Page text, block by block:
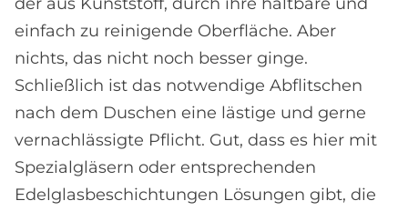
einfach zu reinigende Oberfläche. Aber
nichts, das nicht noch besser ginge.
Schließlich ist das notwendige Abflitschen
nach dem Duschen eine lästige und gerne
vernachlässigte Pflicht. Gut, dass es hier mit
Spezialgläsern oder entsprechenden
Edelglasbeschichtungen Lösungen gibt, die